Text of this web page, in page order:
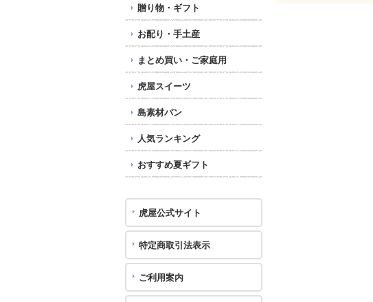
贈り物・ギフト
お配り・手土産
まとめ買い・ご家庭用
虎屋スイーツ
島素材パン
人気ランキング
おすすめ夏ギフト
虎屋公式サイト
特定商取引法表示
ご利用案内